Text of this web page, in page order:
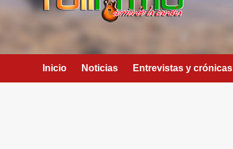
Inicio Noticias Entrevistas y crónicas